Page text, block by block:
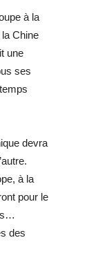
à la
Chine
une
ses
devra
à la
pour le
des